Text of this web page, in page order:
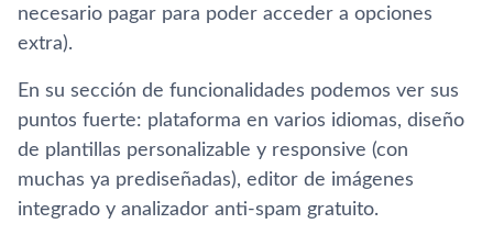
necesario pagar para poder acceder a opciones
extra).
En su sección de funcionalidades podemos ver sus
puntos fuerte: plataforma en varios idiomas, diseño
de plantillas personalizable y responsive (con
muchas ya prediseñadas), editor de imágenes
integrado y analizador anti-spam gratuito.